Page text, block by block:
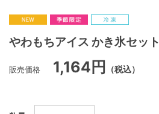
やわもちアイス かき氷セット
販売価格 1,164円 （税込）